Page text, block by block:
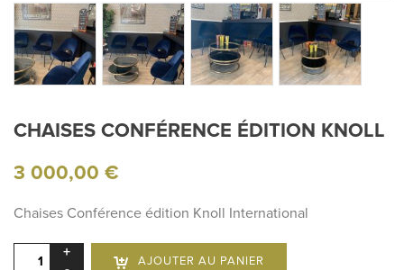
CHAISES CONFÉRENCE ÉDITION KNOLL
3 000,00 €
Chaises Conférence édition Knoll International
AJOUTER AU PANIER